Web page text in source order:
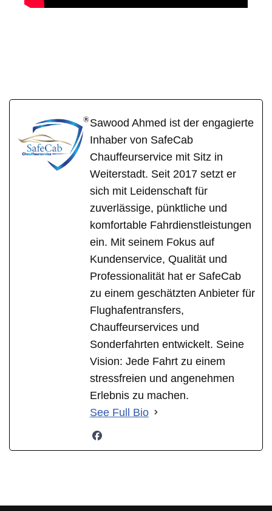
Sawood Ahmed ist der engagierte
Inhaber von SafeCab
Chauffeurservice mit Sitz in
Weiterstadt. Seit 2017 setzt er
sich mit Leidenschaft für
zuverlässige, pünktliche und
komfortable Fahrdienstleistungen
ein. Mit seinem Fokus auf
Kundenservice, Qualität und
Professionalität hat er SafeCab
zu einem geschätzten Anbieter für
Flughafentransfers,
Chauffeurservices und
Sonderfahrten entwickelt. Seine
Vision: Jede Fahrt zu einem
stressfreien und angenehmen
Erlebnis zu machen.
See Full Bio